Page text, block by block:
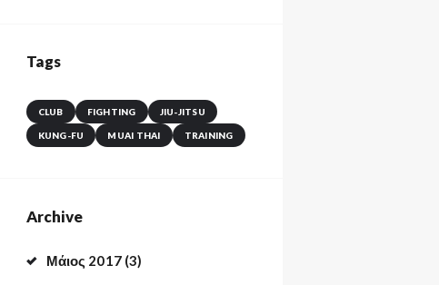
Tags
CLUB FIGHTING JIU-JITSU
KUNG-FU MUAI THAI TRAINING
Archive
Μάιος 2017(3)